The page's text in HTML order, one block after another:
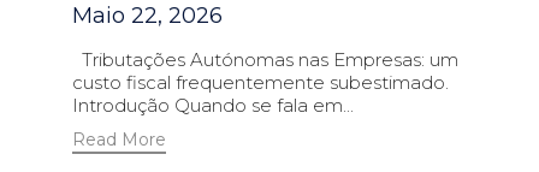
Maio 22, 2026
Tributações Autónomas nas Empresas: um
custo fiscal frequentemente subestimado.
Introdução Quando se fala em...
Read More